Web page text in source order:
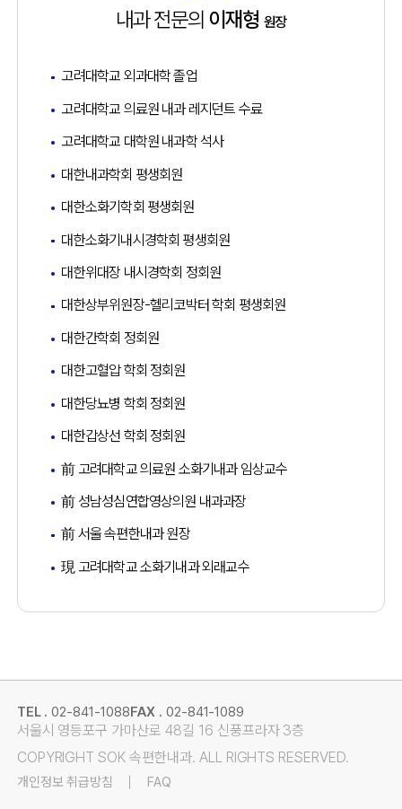
내과 전문의 이재형 원장
고려대학교 외과대학 졸업
고려대학교 의료원 내과 레지던트 수료
고려대학교 대학원 내과학 석사
대한내과학회 평생회원
대한소화기학회 평생회원
대한소화기내시경학회 평생회원
대한위대장 내시경학회 정회원
대한상부위원장-헬리코박터 학회 평생회원
대한간학회 정회원
대한고혈압 학회 정회원
대한당뇨병 학회 정회원
대한갑상선 학회 정회원
前 고려대학교 의료원 소화기내과 임상교수
前 성남성심연합영상의원 내과과장
前 서울 속편한내과 원장
現 고려대학교 소화기내과 외래교수
개인정보 취급방침 FAQ
서울시 영등포구 가마산로 48길 16 신풍프라자 3층
COPYRIGHT SOK 속편한내과. ALL RIGHTS RESERVED.
TEL . 02-841-1088FAX . 02-841-1089